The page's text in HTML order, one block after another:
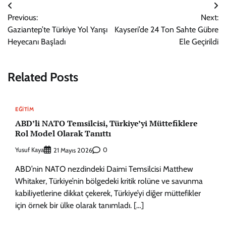
Yazı
gezinmesi
Previous:
Gaziantep’te Türkiye Yol Yarışı
Heyecanı Başladı
Next:
Kayseri’de 24 Ton Sahte Gübre
Ele Geçirildi
Related Posts
EĞITIM
ABD’li NATO Temsilcisi, Türkiye’yi Müttefiklere
Rol Model Olarak Tanıttı
Yusuf Kaya 21 Mayıs 2026 0
ABD’nin NATO nezdindeki Daimi Temsilcisi Matthew
Whitaker, Türkiye’nin bölgedeki kritik rolüne ve savunma
kabiliyetlerine dikkat çekerek, Türkiye’yi diğer müttefikler
için örnek bir ülke olarak tanımladı. […]